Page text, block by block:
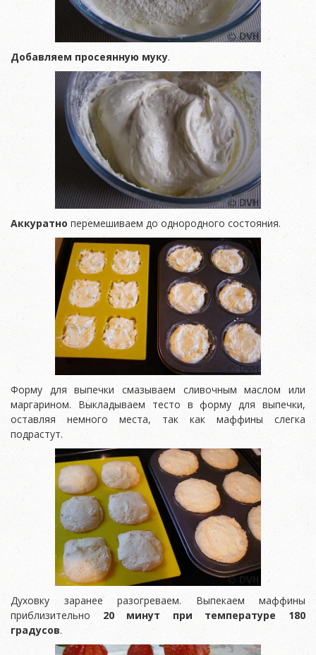
Добавляем просеянную муку.
Аккуратноперемешиваем до однородного состояния.
Форму для выпечки смазываем сливочным маслом или
маргарином. Выкладываем тесто в форму для выпечки,
оставляя немного места, так как маффины слегка
подрастут.
Духовку заранее разогреваем. Выпекаем маффины
приблизительно 20 минут при температуре 180
градусов.